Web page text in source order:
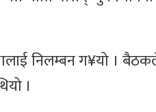
निलम्बन ग¥यो ।
।